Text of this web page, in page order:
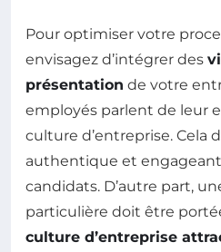
Pour optimiser votre
envisagez d’intégrer des
présentation de votre
employés parlent de leur
culture d’entreprise. Cela
authentique et
candidats. D’autre part,
particulière doit être
culture d’entreprise